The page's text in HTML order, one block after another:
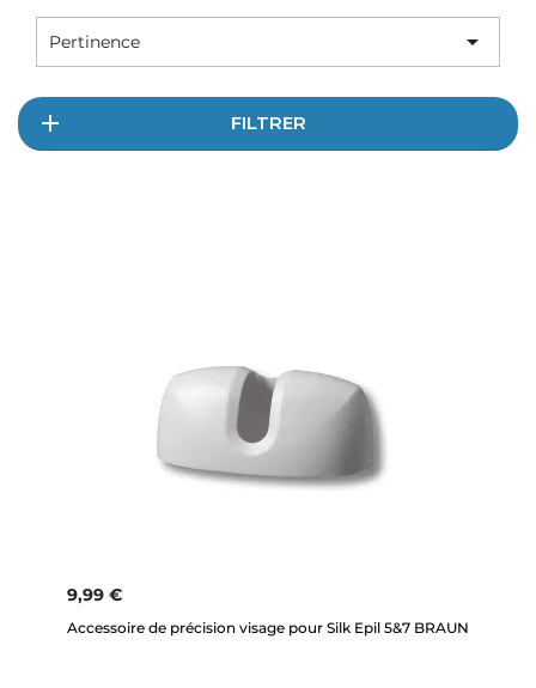
Pertinence 
FILTRER
9,99 €
Accessoire de précision visage pour Silk Epil 5&7 BRAUN